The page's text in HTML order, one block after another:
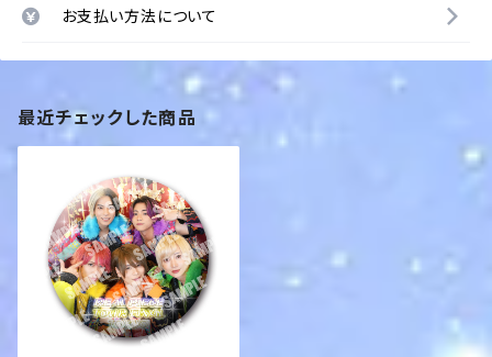
お支払い方法について
最近チェックした商品